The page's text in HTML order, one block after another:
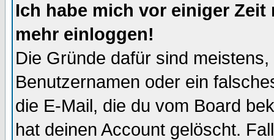
Ich habe mich vor einiger
mehr einloggen!
Die Gründe dafür sind
Benutzernamen oder ein
die E-Mail, die du vom Board
hat deinen Account gelöscht.